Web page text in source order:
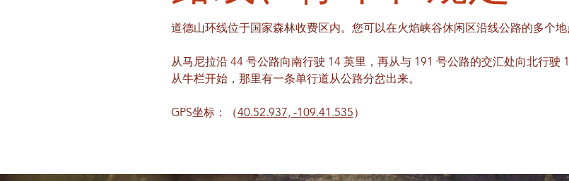
道德山环线位于国家森林收费区内。您可以在火焰峡谷休闲区沿线公路的多个
从马尼拉沿 44 号公路向南行驶 14 英里，再从与 191 号公路的交汇处向北行驶
从牛栏开始，那里有一条单行道从公路分岔出来。
GPS坐标：（40.52.937, -109.41.535 ）